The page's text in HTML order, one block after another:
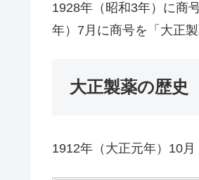
1928年（昭和3年）に商
年）7月に商号を「大正
大正製薬の歴史
1912年（大正元年）10